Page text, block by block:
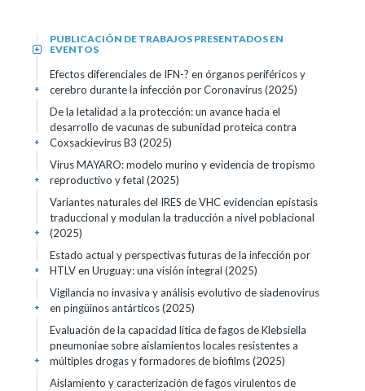
PUBLICACIÓN DE TRABAJOS PRESENTADOS EN
EVENTOS
+
Efectos diferenciales de IFN-? en órganos periféricos y
cerebro durante la infección por Coronavirus (2025)
+
De la letalidad a la protección: un avance hacia el
desarrollo de vacunas de subunidad proteica contra
Coxsackievirus B3 (2025)
+
Virus MAYARO: modelo murino y evidencia de tropismo
reproductivo y fetal (2025)
+
Variantes naturales del IRES de VHC evidencian epístasis
traduccional y modulan la traducción a nivel poblacional
(2025)
+
Estado actual y perspectivas futuras de la infección por
HTLV en Uruguay: una visión integral (2025)
+
Vigilancia no invasiva y análisis evolutivo de siadenovirus
en pingüinos antárticos (2025)
+
Evaluación de la capacidad lítica de fagos de Klebsiella
pneumoniae sobre aislamientos locales resistentes a
múltiples drogas y formadores de biofilms (2025)
+
Aislamiento y caracterización de fagos virulentos de